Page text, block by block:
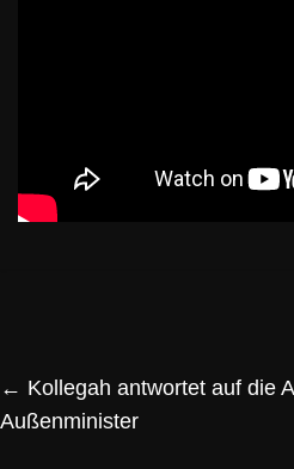
← Kollegah antwortet auf die
Außenminister